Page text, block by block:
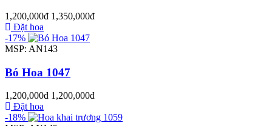
1,200,000đ 1,350,000đ
Đặt hoa
-17%
MSP: AN143
Bó Hoa 1047
1,200,000đ 1,200,000đ
Đặt hoa
-18%